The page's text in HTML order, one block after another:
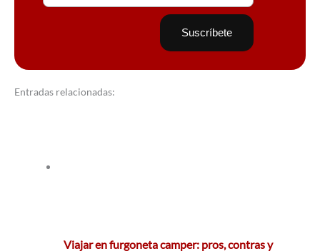
Entradas relacionadas:
Viajar en furgoneta camper: pros, contras y